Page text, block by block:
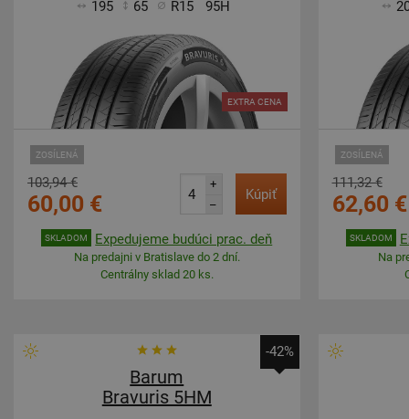
195 65 R15 95H
ZOSÍLENÁ
EXTRA CENA
103,94 €
60,00 €
+
–
Kúpiť
SKLADOM Expedujeme budúci prac. deň
Na predajni v Bratislave do 2 dní.
Centrálny sklad 20 ks.
ZOSÍLENÁ
111,32 €
62,60 €
SKLADOM
Na
-42%
Barum
Bravuris 5HM